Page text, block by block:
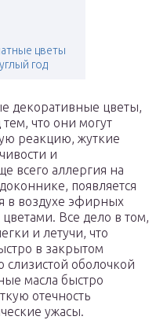
цветы
год
декоративные цветы,
что они могут
реакцию, жуткие
и
всего аллергия на
появляется
в воздухе эфирных
Все дело в том,
и летучи, что
в закрытом
оболочкой
масла быстро
отечность
ужасы.